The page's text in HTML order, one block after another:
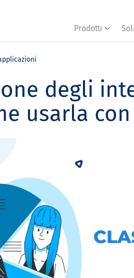
Prodotti
degli
usarla